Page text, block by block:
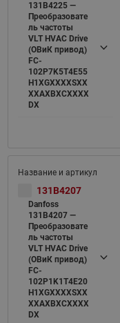
131B4225 —
Преобразовате
ль частоты
VLT HVAC Drive
(ОВиК привод)
FC-
102P7K5T4E55
H1XGXXXXSXX
XXAXBXCXXXX
DX
131B4207
Danfoss
131B4207 —
Преобразовате
ль частоты
VLT HVAC Drive
(ОВиК привод)
FC-
102P1K1T4E20
H1XGXXXXSXX
XXAXBXCXXXX
DX